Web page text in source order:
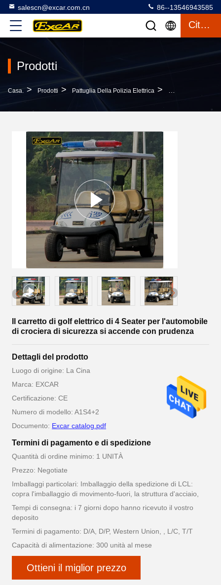
salescn@excar.com.cn 86--13546943585
Citazione
Prodotti
Casa. > Prodotti > Pattuglia Della Polizia Elettrica > Il Carretto Di Golf
Il carretto di golf elettrico di 4 Seater per l'automobile
di crociera di sicurezza si accende con prudenza
Dettagli del prodotto
Luogo di origine: La Cina
Marca: EXCAR
Certificazione: CE
Numero di modello: A1S4+2
Documento: Excar catalog.pdf
Termini di pagamento e di spedizione
Quantità di ordine minimo: 1 UNITÀ
Prezzo: Negotiate
Imballaggi particolari: Imballaggio della spedizione di LCL:
copra l'imballaggio di movimento-fuori, la struttura d'acciaio,
Tempi di consegna: i 7 giorni dopo hanno ricevuto il vostro
deposito
Termini di pagamento: D/A, D/P, Western Union, , L/C, T/T
Capacità di alimentazione: 300 unità al mese
Ottieni il miglior prezzo